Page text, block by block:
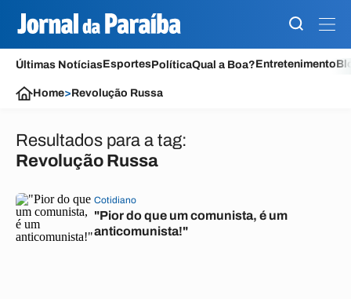
Últimas NotíciasEsportesPolíticaQual a Boa?Entretenimento
Home>Revolução Russa
Resultados para a tag:
Revolução Russa
Cotidiano
"Pior do que um comunista, é um
anticomunista!"